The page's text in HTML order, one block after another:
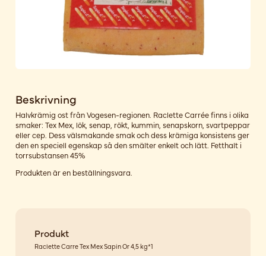
Beskrivning
Halvkrämig ost från Vogesen-regionen. Raclette Carrée finns i olika
smaker: Tex Mex, lök, senap, rökt, kummin, senapskorn, svartpeppar
eller cep. Dess välsmakande smak och dess krämiga konsistens ger
den en speciell egenskap så den smälter enkelt och lätt. Fetthalt i
torrsubstansen 45%
Produkten är en beställningsvara.
Produkt
Raclette Carre Tex Mex Sapin Or 4,5 kg*1